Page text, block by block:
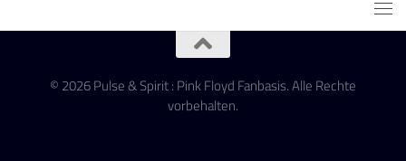
© 2026 Pulse & Spirit : Pink Floyd Fanbasis. Alle Rechte
vorbehalten.